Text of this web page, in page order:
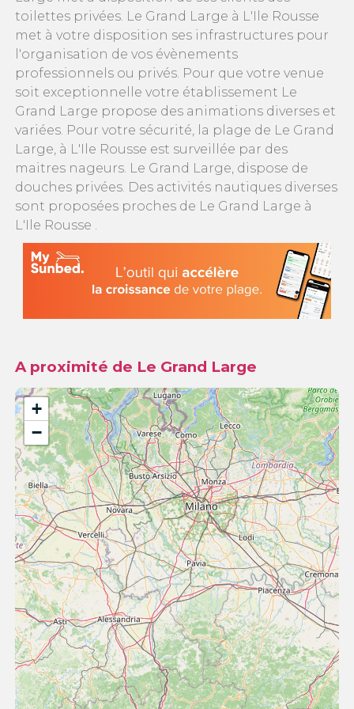
toilettes privées. Le Grand Large à L'Ile Rousse
met à votre disposition ses infrastructures pour
l'organisation de vos évènements
professionnels ou privés. Pour que votre venue
soit exceptionnelle votre établissement Le
Grand Large propose des animations diverses et
variées. Pour votre sécurité, la plage de Le Grand
Large, à L'Ile Rousse est surveillée par des
maitres nageurs. Le Grand Large, dispose de
douches privées. Des activités nautiques diverses
sont proposées proches de Le Grand Large à
L'Ile Rousse .
A proximité de Le Grand Large
+
−